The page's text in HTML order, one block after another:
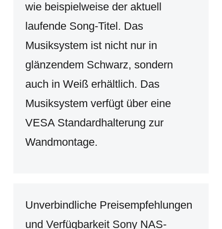
wie beispielweise der aktuell
laufende Song-Titel. Das
Musiksystem ist nicht nur in
glänzendem Schwarz, sondern
auch in Weiß erhältlich. Das
Musiksystem verfügt über eine
VESA Standardhalterung zur
Wandmontage.
Unverbindliche Preisempfehlungen
und Verfügbarkeit Sony NAS-